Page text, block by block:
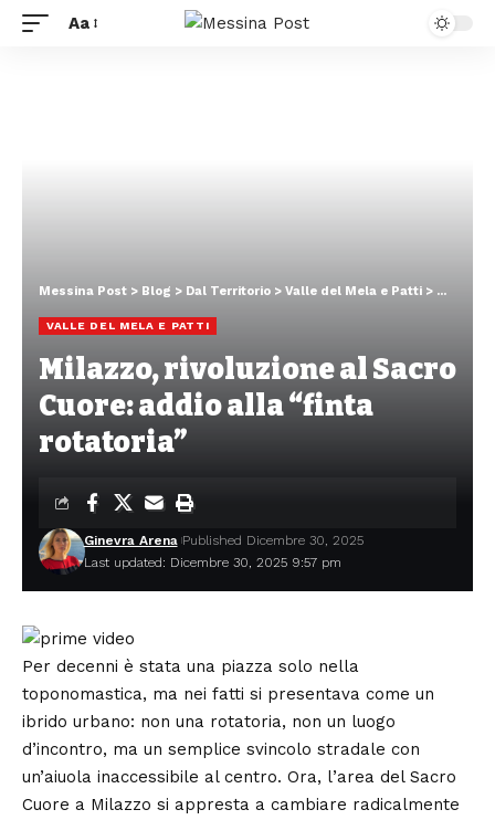
Aa
Messina Post > Blog > Dal Territorio > Valle del Mela e Patti > Milazzo,
VALLE DEL MELA E PATTI
Milazzo, rivoluzione al Sacro
Cuore: addio alla “finta
rotatoria”
Last updated: Dicembre 30, 2025 9:57 pm
Ginevra Arena Published Dicembre 30, 2025
Per decenni è stata una piazza solo nella
toponomastica, ma nei fatti si presentava come un
ibrido urbano: non una rotatoria, non un luogo
d’incontro, ma un semplice svincolo stradale con
un’aiuola inaccessibile al centro. Ora, l’area del Sacro
Cuore a Milazzo si appresta a cambiare radicalmente